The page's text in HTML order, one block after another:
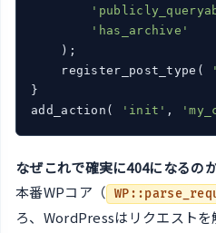
'has_archive'
    );
    register_post_type(
}
add_action(
'init' ,
なぜこれで確実に404になるの
本番WPコア（
ろ、WordPressはリクエストを